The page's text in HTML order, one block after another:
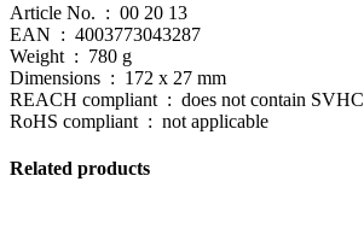
Article No. : 00 20 13
EAN : 4003773043287
Weight : 780 g
Dimensions : 172 x 27 mm
REACH compliant : does not contain SVHC
RoHS compliant : not applicable
Related products